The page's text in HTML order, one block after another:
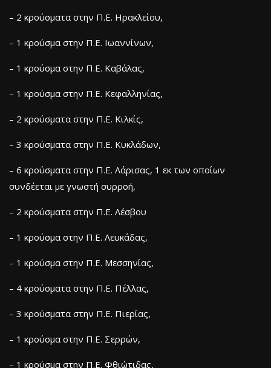
– 2 κρούσματα στην Π.Ε. Ηρακλείου,
– 1 κρούσμα στην Π.Ε. Ιωαννίνων,
– 1 κρούσμα στην Π.Ε. Καβάλας,
– 1 κρούσμα στην Π.Ε. Κεφαλληνίας,
– 2 κρούσματα στην Π.Ε. Κιλκίς,
– 3 κρούσματα στην Π.Ε. Κυκλάδων,
– 6 κρούσματα στην Π.Ε. Λάρισας, 1 εκ των οποίων
συνδέεται με γνωστή συρροή,
– 2 κρούσματα στην Π.Ε. Λέσβου
– 1 κρούσμα στην Π.Ε. Λευκάδας,
– 1 κρούσμα στην Π.Ε. Μεσσηνίας,
– 4 κρούσματα στην Π.Ε. Πέλλας,
– 3 κρούσματα στην Π.Ε. Πιερίας,
– 1 κρούσμα στην Π.Ε. Σερρών,
– 1 κρούσμα στην Π.Ε. Φθιώτιδας,